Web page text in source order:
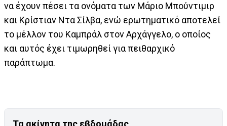
να έχουν πέσει τα ονόματα των Μάριο Μπούντιμιρ
και Κρίστιαν Ντα Σίλβα, ενώ ερωτηματικό αποτελεί
το μέλλον του Καμπράλ στον Αρχάγγελο, ο οποίος
και αυτός έχει τιμωρηθεί για πειθαρχικό
παράπτωμα.
Τα ακίνητα της εβδομάδας